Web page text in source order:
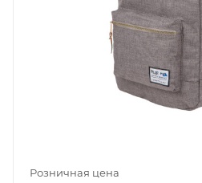
Розничная цена